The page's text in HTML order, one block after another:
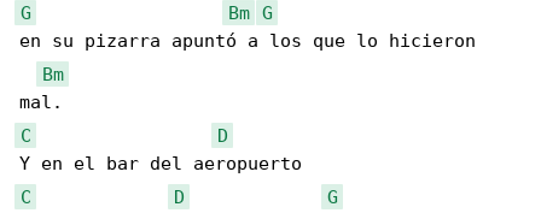
G
Bm G
en su pizarra apuntó a los que lo hicieron
Bm
C
D
C
D
G